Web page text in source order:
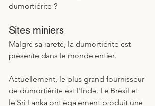
dumortiérite ?
Sites miniers
Malgré sa rareté, la dumortiérite est
présente dans le monde entier.
Actuellement, le plus grand fournisseur
de dumortiérite est l'Inde. Le Brésil et
le Sri Lanka ont également produit une